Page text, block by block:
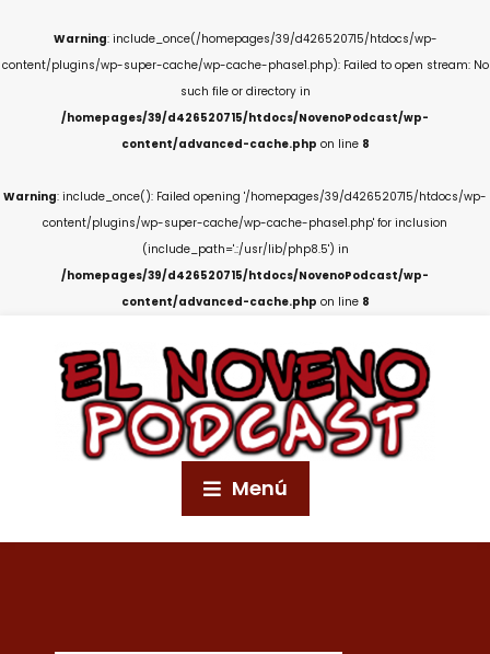
Warning: include_once(/homepages/39/d426520715/htdocs/wp-
content/plugins/wp-super-cache/wp-cache-phase1.php): Failed to open stream: No
such file or directory in
/homepages/39/d426520715/htdocs/NovenoPodcast/wp-
content/advanced-cache.php on line 8
Warning: include_once(): Failed opening '/homepages/39/d426520715/htdocs/wp-
content/plugins/wp-super-cache/wp-cache-phase1.php' for inclusion
(include_path='.:/usr/lib/php8.5') in
/homepages/39/d426520715/htdocs/NovenoPodcast/wp-
content/advanced-cache.php on line 8
Menú